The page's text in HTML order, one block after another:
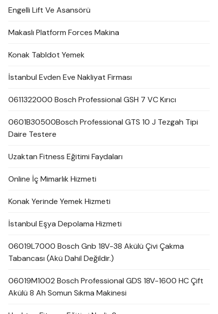
Engelli Lift Ve Asansörü
Makaslı Platform Forces Makina
Konak Tabldot Yemek
İstanbul Evden Eve Nakliyat Firması
0611322000 Bosch Professional GSH 7 VC Kırıcı
0601B30500Bosch Professional GTS 10 J Tezgah Tipi
Daire Testere
Uzaktan Fitness Eğitimi Faydaları
Online İç Mimarlık Hizmeti
Konak Yerinde Yemek Hizmeti
İstanbul Eşya Depolama Hizmeti
06019L7000 Bosch Gnb 18V-38 Akülü Çivi Çakma
Tabancası (Akü Dahil Değildir.)
06019M1002 Bosch Professional GDS 18V-1600 HC Çift
Akülü 8 Ah Somun Sıkma Makinesi